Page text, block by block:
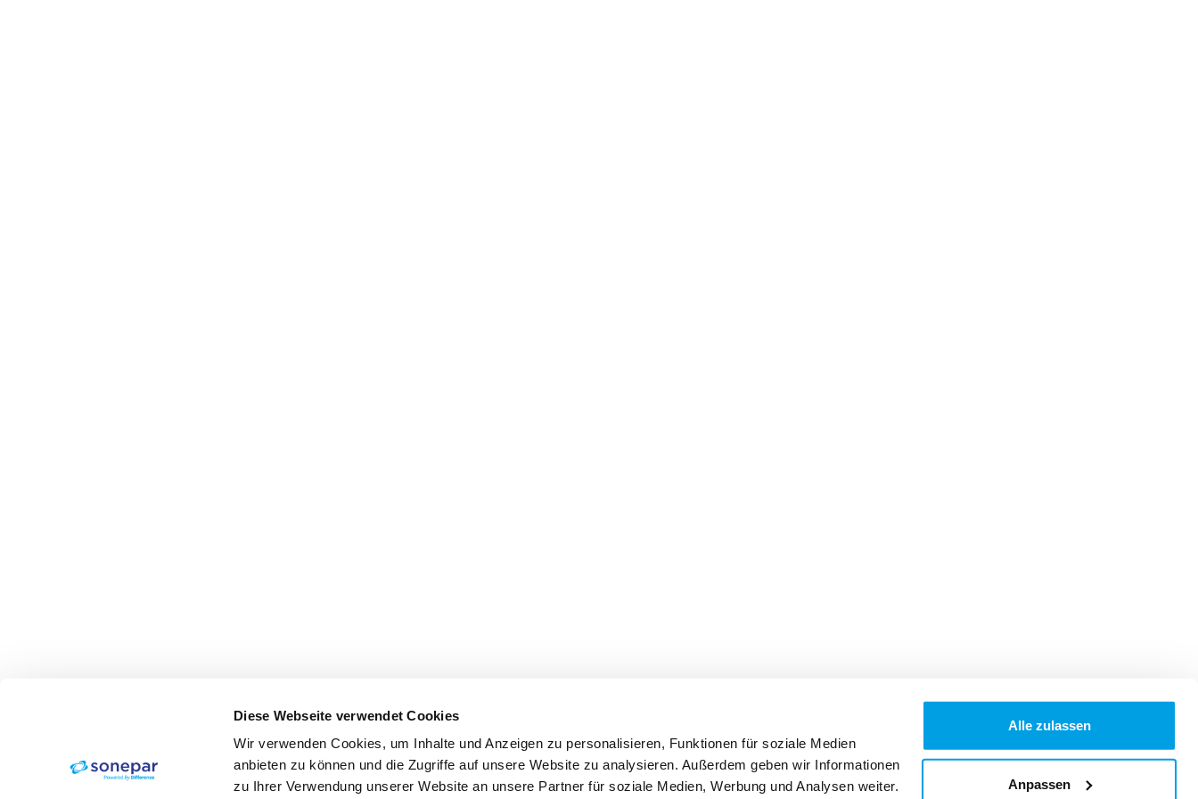
Diese Webseite verwendet Cookies
Wir verwenden Cookies, um Inhalte und Anzeigen zu personalisieren, Funktionen für soziale Medien
anbieten zu können und die Zugriffe auf unsere Website zu analysieren. Außerdem geben wir Informationen
zu Ihrer Verwendung unserer Website an unsere Partner für soziale Medien, Werbung und Analysen weiter.
Alle zulassen
Anpassen